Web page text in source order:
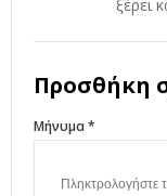
ξέρει
Προσθήκη
Μήνυμα *